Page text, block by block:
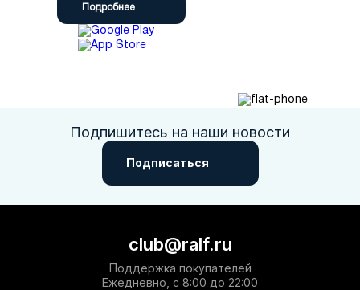
Подробнее
Подпишитесь на наши новости
Подписаться
club@ralf.ru
Поддержка покупателей
Ежедневно, с 8:00 до 22:00